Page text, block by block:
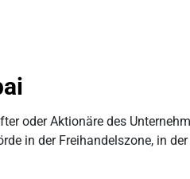
oder Aktionäre des
in der Freihandelszone, in